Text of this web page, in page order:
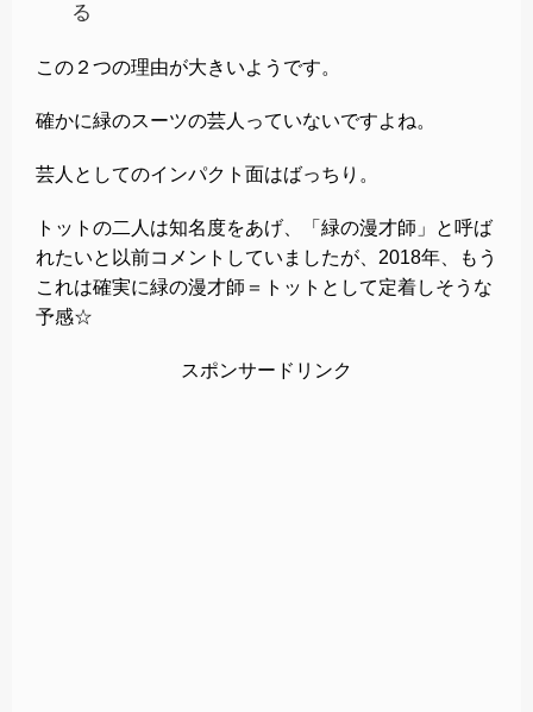
る
この２つの理由が大きいようです。
確かに緑のスーツの芸人っていないですよね。
芸人としてのインパクト面はばっちり。
トットの二人は知名度をあげ、「緑の漫才師」と呼ば
れたいと以前コメントしていましたが、2018年、もう
これは確実に緑の漫才師＝トットとして定着しそうな
予感☆
スポンサードリンク